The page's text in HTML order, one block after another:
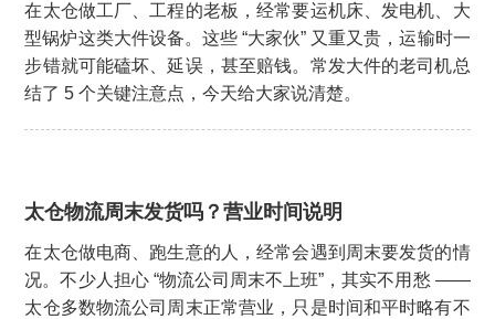
在太仓做工厂、工程的老板，经常要运机床、发电机、大
型锅炉这类大件设备。这些 “大家伙” 又重又贵，运输时一
步错就可能磕坏、延误，甚至赔钱。常发大件的老司机总
结了 5 个关键注意点，今天给大家说清楚。
太仓物流周末发货吗？营业时间说明
在太仓做电商、跑生意的人，经常会遇到周末要发货的情
况。不少人担心 “物流公司周末不上班”，其实不用愁 ——
太仓多数物流公司周末正常营业，只是时间和平时略有不